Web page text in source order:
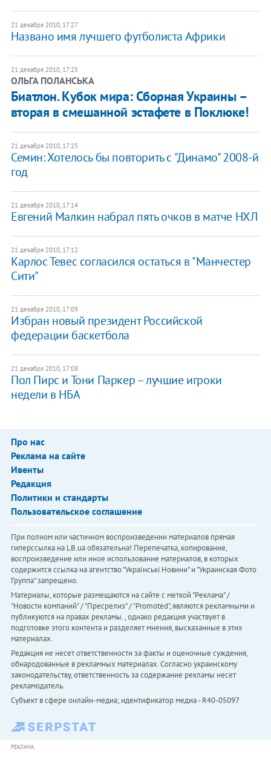
21 декабря 2010, 17:27
Названо имя лучшего футболиста Африки
21 декабря 2010, 17:25
ОЛЬГА ПОЛАНСЬКА
​Биатлон. Кубок мира: Сборная Украины –
вторая в смешанной эстафете в Поклюке!
21 декабря 2010, 17:25
Семин: Хотелось бы повторить с "Динамо" 2008-й
год
21 декабря 2010, 17:14
Евгений Малкин набрал пять очков в матче НХЛ
21 декабря 2010, 17:12
Карлос Тевес согласился остаться в "Манчестер
Сити"
21 декабря 2010, 17:09
Избран новый президент Российской
федерации баскетбола
21 декабря 2010, 17:08
Пол Пирс и Тони Паркер – лучшие игроки
недели в НБА
Про нас
Реклама на сайте
Ивенты
Редакция
Политики и стандарты
Пользовательское соглашение
При полном или частичном воспроизведении материалов прямая
гиперссылка на LB.ua обязательна! Перепечатка, копирование,
воспроизведение или иное использование материалов, в которых
содержится ссылка на агентство "Українськi Новини" и "Украинская Фото
Группа" запрещено.
Материалы, которые размещаются на сайте с меткой "Реклама" /
"Новости компаний" / "Пресрелиз" / "Promoted", являются рекламными и
публикуются на правах рекламы. , однако редакция участвует в
подготовке этого контента и разделяет мнения, высказанные в этих
материалах.
Редакция не несет ответственности за факты и оценочные суждения,
обнародованные в рекламных материалах. Согласно украинскому
законодательству, ответственность за содержание рекламы несет
рекламодатель.
Субъект в сфере онлайн-медиа; идентификатор медиа - R40-05097
РЕКЛАМА